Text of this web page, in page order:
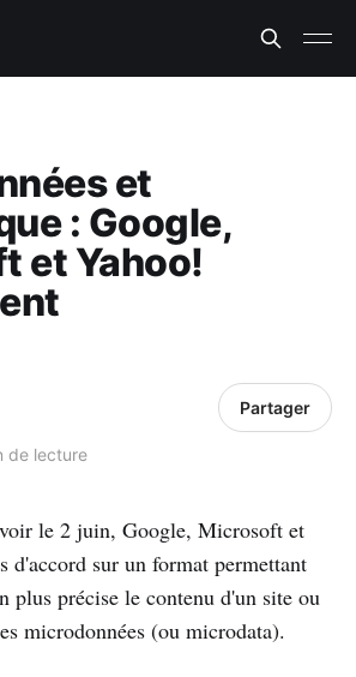
et
: Google,
et Yahoo!
de lecture
Partager
le 2 juin, Google, Microsoft et
d'accord sur un format permettant
plus précise le contenu d'un site ou
microdonnées (ou microdata).